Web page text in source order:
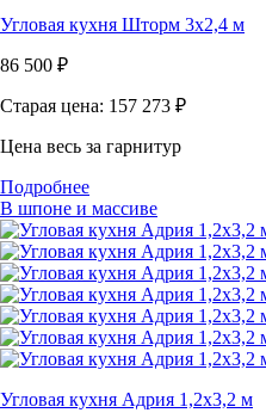
Угловая кухня Шторм 3x2,4 м
86 500 ₽
Старая цена: 157 273 ₽
Цена весь за гарнитур
Подробнее
В шпоне и массиве
Угловая кухня Адрия 1,2х3,2 м